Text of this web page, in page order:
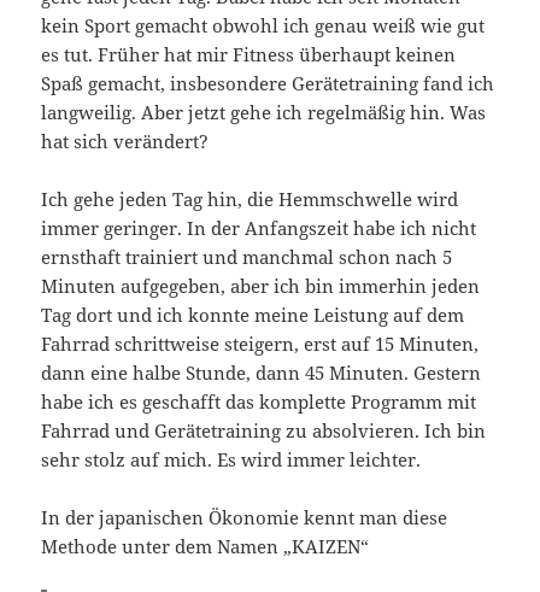
kein Sport gemacht obwohl ich genau weiß wie gut
es tut. Früher hat mir Fitness überhaupt keinen
Spaß gemacht, insbesondere Gerätetraining fand ich
langweilig. Aber jetzt gehe ich regelmäßig hin. Was
hat sich verändert?
Ich gehe jeden Tag hin, die Hemmschwelle wird
immer geringer. In der Anfangszeit habe ich nicht
ernsthaft trainiert und manchmal schon nach 5
Minuten aufgegeben, aber ich bin immerhin jeden
Tag dort und ich konnte meine Leistung auf dem
Fahrrad schrittweise steigern, erst auf 15 Minuten,
dann eine halbe Stunde, dann 45 Minuten. Gestern
habe ich es geschafft das komplette Programm mit
Fahrrad und Gerätetraining zu absolvieren. Ich bin
sehr stolz auf mich. Es wird immer leichter.
In der japanischen Ökonomie kennt man diese
Methode unter dem Namen „KAIZEN“